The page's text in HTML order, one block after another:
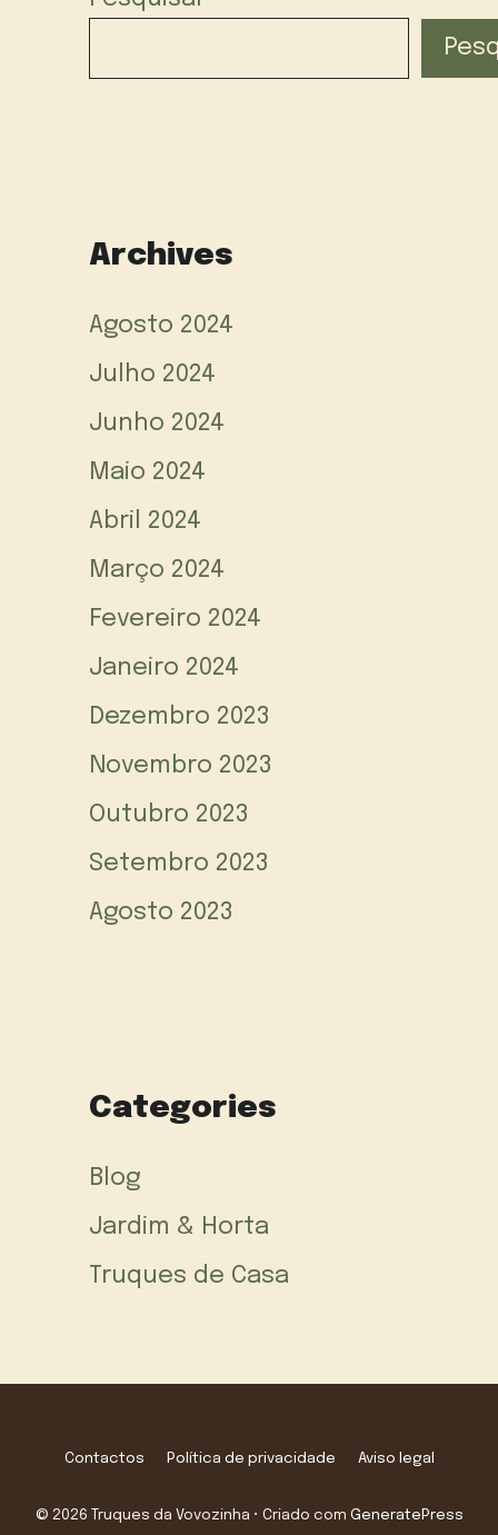
Archives
Agosto 2024
Julho 2024
Junho 2024
Maio 2024
Abril 2024
Março 2024
Fevereiro 2024
Janeiro 2024
Dezembro 2023
Novembro 2023
Outubro 2023
Setembro 2023
Agosto 2023
Categories
Blog
Jardim & Horta
Truques de Casa
Contactos Política de privacidade Aviso legal
© 2026 Truques da Vovozinha • Criado com GeneratePress